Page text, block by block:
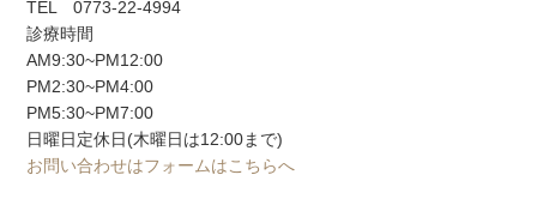
TEL 0773-22-4994
診療時間
AM9:30~PM12:00
PM2:30~PM4:00
PM5:30~PM7:00
日曜日定休日(木曜日は12:00まで)
お問い合わせはフォームはこちらへ